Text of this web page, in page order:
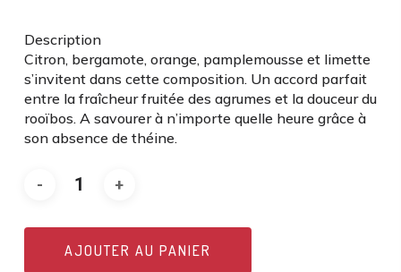
Description
Citron, bergamote, orange, pamplemousse et limette
s’invitent dans cette composition. Un accord parfait
entre la fraîcheur fruitée des agrumes et la douceur du
rooïbos. A savourer à n’importe quelle heure grâce à
son absence de théine.
AJOUTER AU PANIER